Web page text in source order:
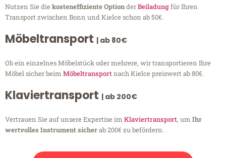
Nutzen Sie diekosteneffiziente OptionderBeiladungfür Ihren
Transport zwischen Bonn und Kielce schon ab 50€.
Möbeltransport | ab 80€
Ob ein einzelnes Möbelstück oder mehrere, wir transportieren Ihre
Möbel sicher beim Möbeltransportnach Kielce preiswert ab 80€.
Klaviertransport | ab 200€
Vertrauen Sie auf unsere Expertise im Klaviertransport, um Ihr
wertvolles Instrument sicherab 200€ zu befördern.